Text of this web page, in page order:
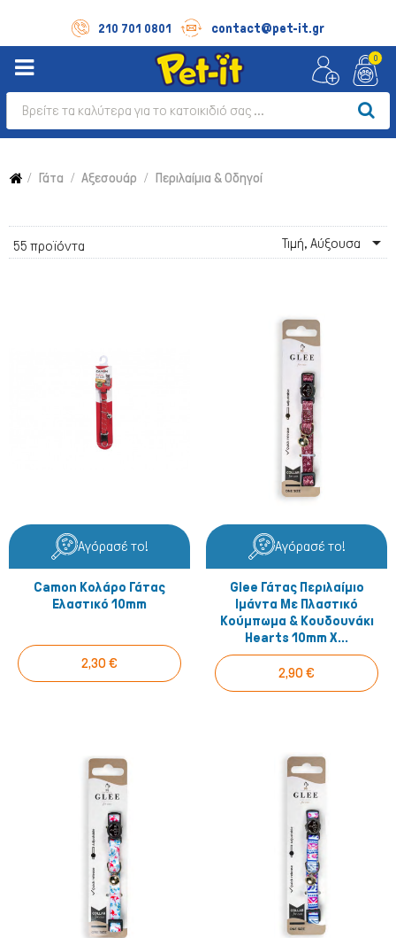
210 701 0801 contact@pet-it.gr
Σκύλος
0
Γάτα Αξεσουάρ Περιλαίμια & Οδηγοί
55 προϊόντα Τιμή, Αύξουσα 
Αγόρασέ το!
Camon Κολάρο Γάτας
Ελαστικό 10mm
2,30 €
Αγόρασέ το!
Glee Γάτας Περιλαίμιο
Ιμάντα Με Πλαστικό
Κούμπωμα & Κουδουνάκι
Hearts 10mm X...
2,90 €